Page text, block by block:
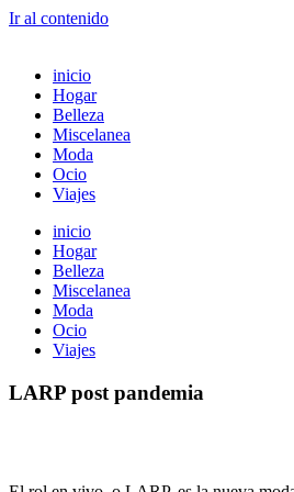
Ir al contenido
inicio
Hogar
Belleza
Miscelanea
Moda
Ocio
Viajes
inicio
Hogar
Belleza
Miscelanea
Moda
Ocio
Viajes
LARP post pandemia